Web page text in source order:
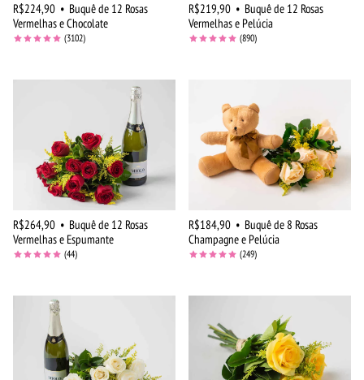
R$224,90 • Buquê de 12 Rosas
Vermelhas e Chocolate
(3102)
R$219,90 • Buquê de 12 Rosas
Vermelhas e Pelúcia
(890)
R$264,90 • Buquê de 12 Rosas
Vermelhas e Espumante
(44)
R$184,90 • Buquê de 8 Rosas
Champagne e Pelúcia
(249)